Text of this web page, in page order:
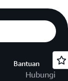
Bantuan
Hubungi